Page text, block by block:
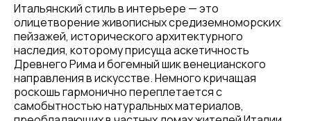
Итальянский стиль в интерьере — это
олицетворение живописных средиземноморских
пейзажей, исторического архитектурного
наследия, которому присуща аскетичность
Древнего Рима и богемный шик венецианского
направления в искусстве. Немного кричащая
роскошь гармонично переплетается с
самобытностью натуральных материалов,